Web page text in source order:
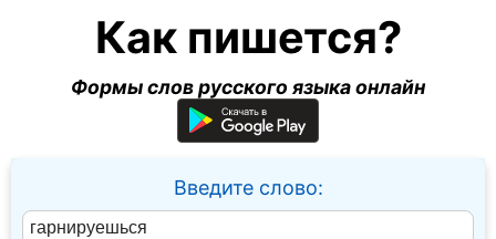
Как пишется?
Формы слов русского языка онлайн
Введите слово: